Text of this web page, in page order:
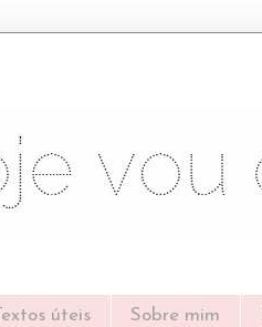
Textos úteis Sobre mim